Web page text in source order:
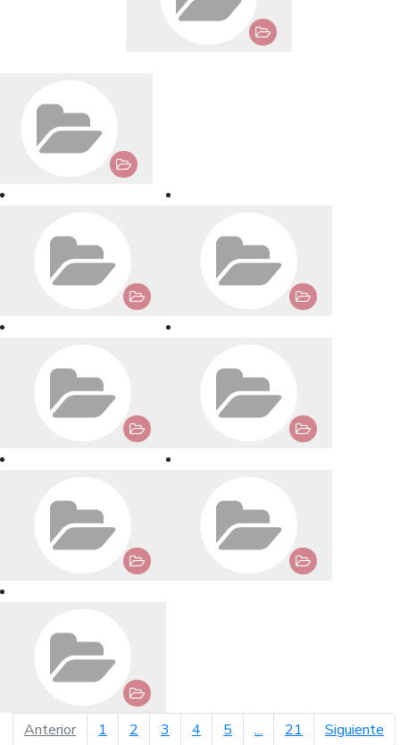
Anteriorpágina anterior
1 2 3 4 5 ... 21 Siguiente